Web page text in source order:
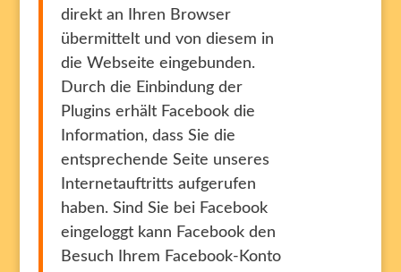
direkt an Ihren Browser
übermittelt und von diesem in
die Webseite eingebunden.
Durch die Einbindung der
Plugins erhält Facebook die
Information, dass Sie die
entsprechende Seite unseres
Internetauftritts aufgerufen
haben. Sind Sie bei Facebook
eingeloggt kann Facebook den
Besuch Ihrem Facebook-Konto